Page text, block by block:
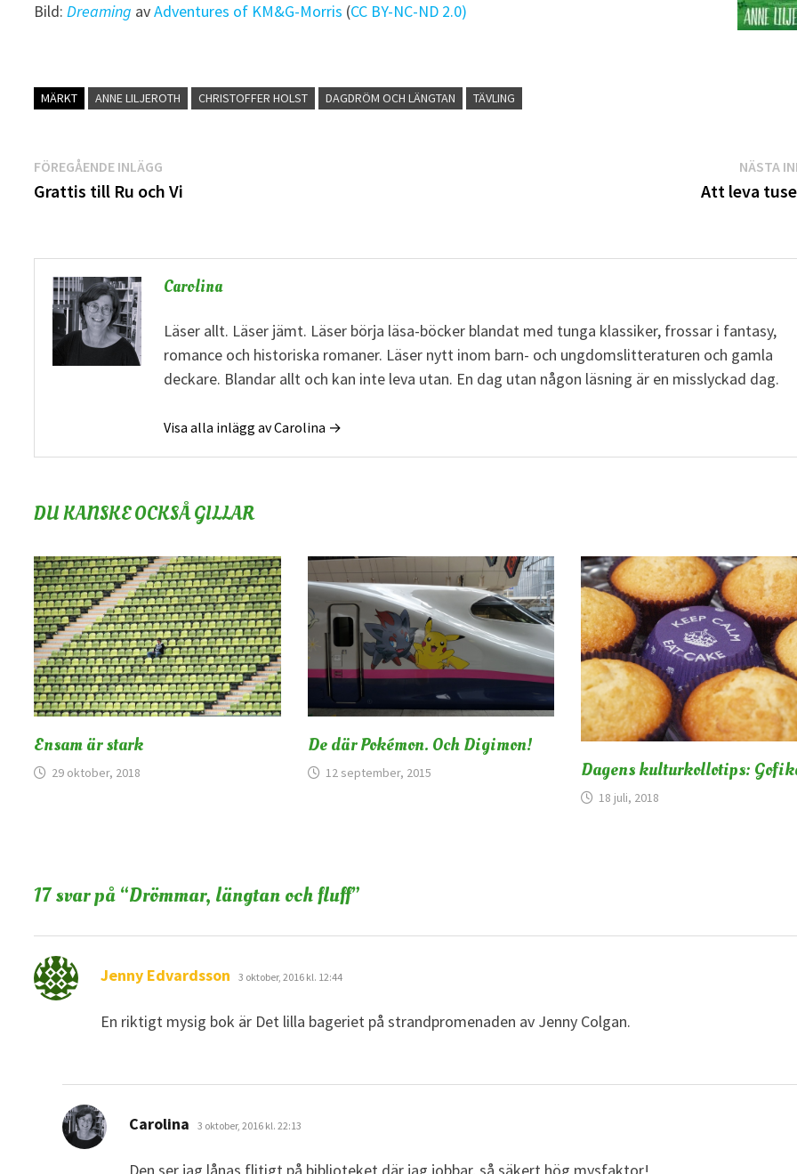
Bild:Dreaming avAdventures of KM&G-Morris (CC BY-NC-ND 2.0)
MÄRKT ANNE LILJEROTH CHRISTOFFER HOLST DAGDRÖM OCH LÄNGTAN TÄVLING
Inläggsnavigering
FÖREGÅENDE INLÄGG
inlägg:
Grattis till Ru och Vi
NÄSTA
Att leva
Carolina
Läser allt. Läser jämt. Läser börja läsa-böcker blandat med tunga klassiker, frossar i fantasy,
romance och historiska romaner. Läser nytt inom barn- och ungdomslitteraturen och gamla
deckare. Blandar allt och kan inte leva utan. En dag utan någon läsning är en misslyckad dag.
Visa alla inlägg av Carolina →
DU KANSKE OCKSÅ GILLAR
Ensam är stark
29 oktober, 2018
De där Pokémon. Och Digimon!
12 september, 2015 Dagens kulturkollotips:
18 juli, 2018
17 svar på “Drömmar, längtan och fluff”
Jenny Edvardsson skriver:
3 oktober, 2016 kl. 12:44
En riktigt mysig bok är Det lilla bageriet på strandpromenaden av Jenny Colgan.
Carolina skriver:
3 oktober, 2016 kl. 22:13